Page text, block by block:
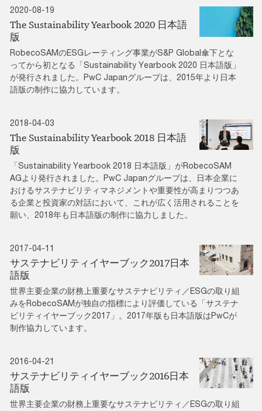
2020-08-19
The Sustainability Yearbook 2020 日本語
版
RobecoSAMのESGレーティング事業がS&P Global傘下とな
ってから初となる「Sustainability Yearbook 2020 日本語版」
が発行されました。PwC Japanグループは、2015年より日本
語版の制作に協力しています。
2018-04-03
The Sustainability Yearbook 2018 日本語
版
「Sustainability Yearbook 2018 日本語版」がRobecoSAM
AGより発行されました。PwC Japanグループは、日本企業に
おけるサステナビリティマネジメントや重要性が高まりつつあ
る企業と投資家の対話において、これが広く活用されることを
願い、2018年も日本語版の制作に協力しました。
2017-04-11
サステナビリティイヤーブック2017日本
語版
世界主要企業の財務上重要なサステナビリティ／ESGの取り組
みをRobecoSAMが独自の指標により評価している「サステナ
ビリティイヤーブック2017」。2017年版も日本語版はPwCが
制作協力しています。
2016-04-21
サステナビリティイヤーブック2016日本
語版
世界主要企業の財務上重要なサステナビリティ／ESGの取り組